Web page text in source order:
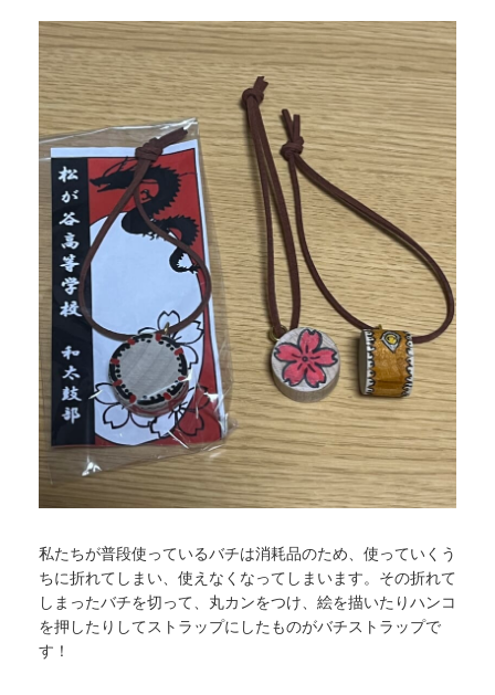
私たちが普段使っているバチは消耗品のため、使っていくう
ちに折れてしまい、使えなくなってしまいます。その折れて
しまったバチを切って、丸カンをつけ、絵を描いたりハンコ
を押したりしてストラップにしたものがバチストラップで
す！